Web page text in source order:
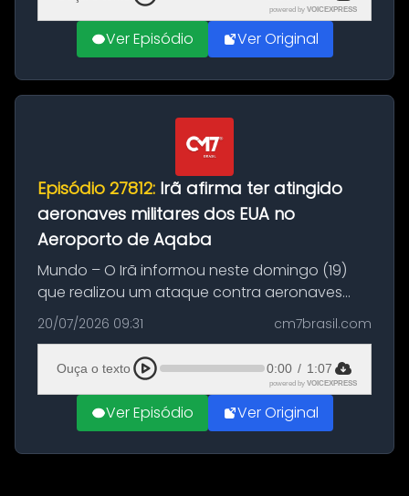
powered by VOICEXPRESS
Ver Episódio Ver Original
Episódio 27812: Irã afirma ter atingido
aeronaves militares dos EUA no
Aeroporto de Aqaba
Mundo – O Irã informou neste domingo (19)
que realizou um ataque contra aeronaves
militares dos Estados Unidos estacionadas no
Aeroporto de Aqaba, na Jordânia, durante a
21ª fase da Operação Nasr 2. A...
20/07/2026 09:31 cm7brasil.com
Ouça o texto 0:00 / 1:07
powered by VOICEXPRESS
Ver Episódio Ver Original